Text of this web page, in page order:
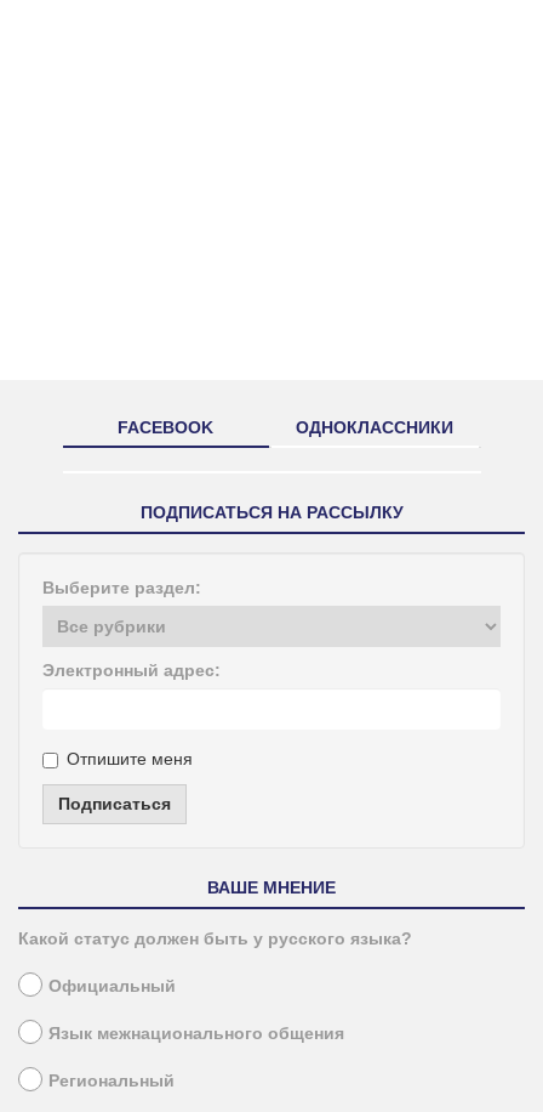
FACEBOOK ОДНОКЛАССНИКИ
ПОДПИСАТЬСЯ НА РАССЫЛКУ
Выберите раздел:
Электронный адрес:
Отпишите меня
Подписаться
ВАШЕ МНЕНИЕ
Какой статус должен быть у русского языка?
Официальный
Язык межнационального общения
Региональный